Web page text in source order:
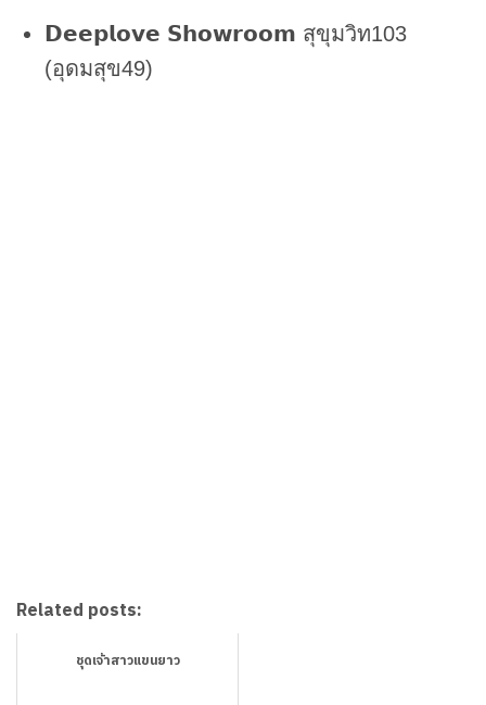
𝗗𝗲𝗲𝗽𝗹𝗼𝘃𝗲 𝗦𝗵𝗼𝘄𝗿𝗼𝗼𝗺 สุขุมวิท103
(อุดมสุข49)
Related posts:
ชุดเจ้าสาวแขนยาว